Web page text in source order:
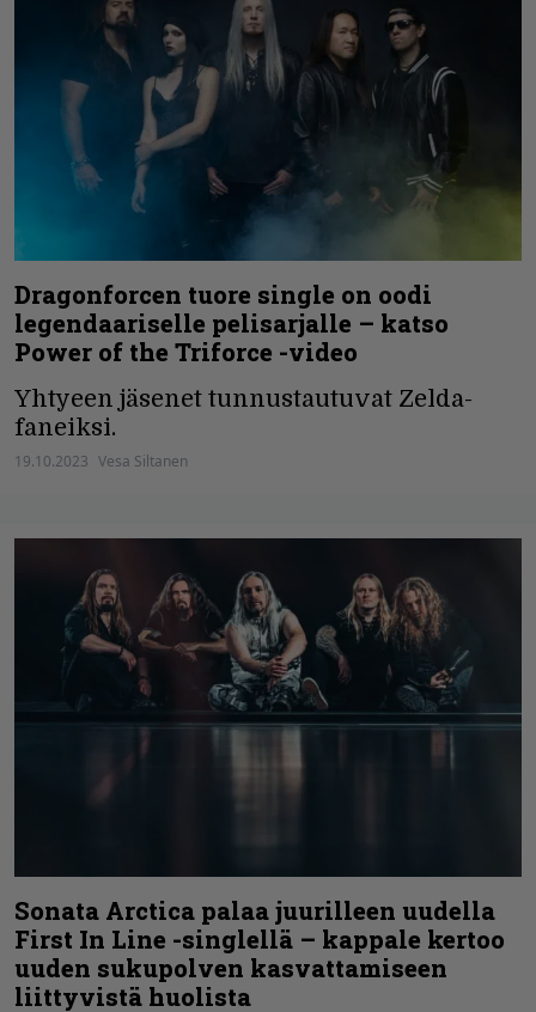
Dragonforcen tuore single on oodi
legendaariselle pelisarjalle – katso
Power of the Triforce -video
Yhtyeen jäsenet tunnustautuvat Zelda-
faneiksi.
19.10.2023 Vesa Siltanen
Sonata Arctica palaa juurilleen uudella
First In Line -singlellä – kappale kertoo
uuden sukupolven kasvattamiseen
liittyvistä huolista